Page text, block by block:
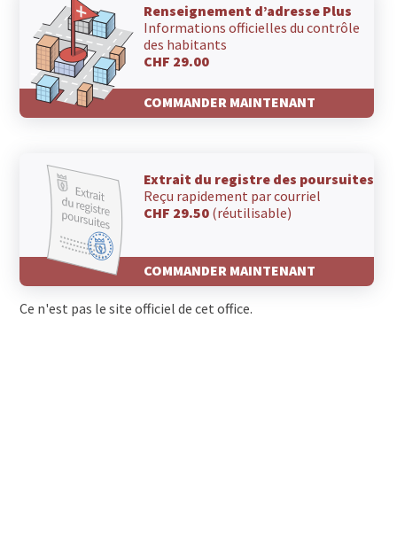
Renseignement d’adresse Plus
Informations officielles du contrôle
des habitants
CHF 29.00
COMMANDER MAINTENANT
Extrait du registre des poursuites
Reçu rapidement par courriel
CHF 29.50 (réutilisable)
COMMANDER MAINTENANT
Ce n'est pas le site officiel de cet office.